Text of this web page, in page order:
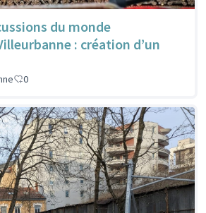
du monde
: création d’un
0